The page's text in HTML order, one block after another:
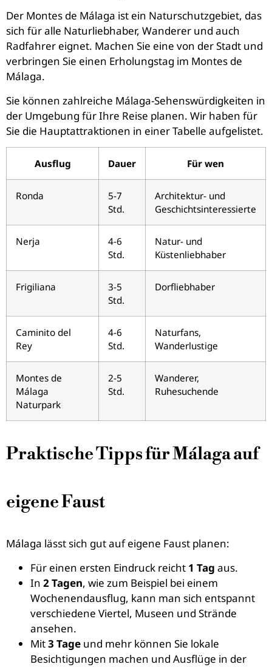
Der Montes de Málaga ist ein Naturschutzgebiet, das
sich für alle Naturliebhaber, Wanderer und auch
Radfahrer eignet. Machen Sie eine von der Stadt und
verbringen Sie einen Erholungstag im Montes de
Málaga.
Sie können zahlreiche Málaga-Sehenswürdigkeiten in
der Umgebung für Ihre Reise planen. Wir haben für
Sie die Hauptattraktionen in einer Tabelle aufgelistet.
Ausflug Dauer Für wen
Ronda
5-7
Std.
Architektur- und
Geschichtsinteressierte
Nerja
4-6
Std.
Natur- und
Küstenliebhaber
Frigiliana
3-5
Std.
Dorfliebhaber
Caminito del
Rey
4-6
Std.
Naturfans,
Wanderlustige
Montes de
Málaga
Naturpark
2-5
Std.
Wanderer,
Ruhesuchende
Praktische Tipps für Málaga auf
eigene Faust
Málaga lässt sich gut auf eigene Faust planen:
Für einen ersten Eindruck reicht 1 Tag aus.
In 2 Tagen, wie zum Beispiel bei einem
Wochenendausflug, kann man sich entspannt
verschiedene Viertel, Museen und Strände
ansehen.
Mit3 Tage und mehr können Sie lokale
Besichtigungen machen und Ausflüge in der